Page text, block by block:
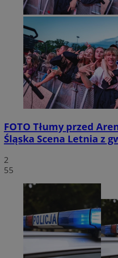
FOTO Tłumy przed
Śląska Scena Letnia z
2
55